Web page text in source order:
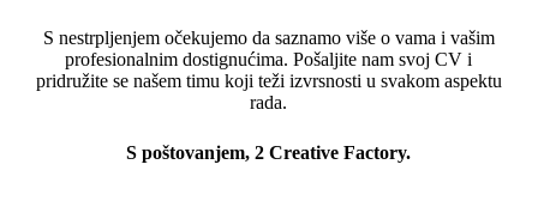
S nestrpljenjem očekujemo da saznamo više o vama i vašim
profesionalnim dostignućima. Pošaljite nam svoj CV i
pridružite se našem timu koji teži izvrsnosti u svakom aspektu
rada.
S poštovanjem, 2 Creative Factory.